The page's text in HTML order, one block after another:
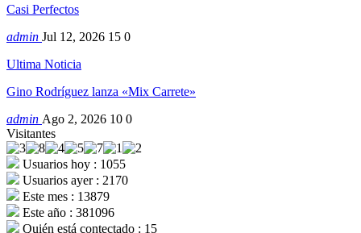
Casi Perfectos
admin Jul 12, 2026 15 0
Ultima Noticia
Gino Rodríguez lanza «Mix Carrete»
admin Ago 2, 2026 10 0
Visitantes
Usuarios hoy : 1055
Usuarios ayer : 2170
Este mes : 13879
Este año : 381096
Quién está contectado : 15